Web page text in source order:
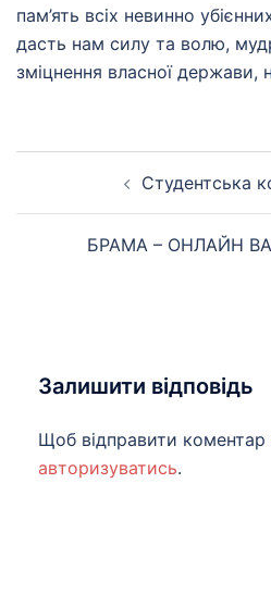
пам’ять всіх невинно
дасть нам силу та волю,
зміцнення власної держави,
Студентська
БРАМА – ОНЛАЙН
Залишити відповідь
Щоб відправити коментар
авторизуватись.